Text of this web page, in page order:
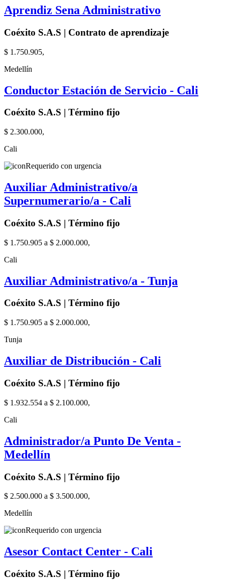
Aprendiz Sena Administrativo
Coéxito S.A.S | Contrato de aprendizaje
$ 1.750.905,
Medellín
Conductor Estación de Servicio - Cali
Coéxito S.A.S | Término fijo
$ 2.300.000,
Cali
Requerido con urgencia
Auxiliar Administrativo/a
Supernumerario/a - Cali
Coéxito S.A.S | Término fijo
$ 1.750.905 a $ 2.000.000,
Cali
Auxiliar Administrativo/a - Tunja
Coéxito S.A.S | Término fijo
$ 1.750.905 a $ 2.000.000,
Tunja
Auxiliar de Distribución - Cali
Coéxito S.A.S | Término fijo
$ 1.932.554 a $ 2.100.000,
Cali
Administrador/a Punto De Venta -
Medellín
Coéxito S.A.S | Término fijo
$ 2.500.000 a $ 3.500.000,
Medellín
Requerido con urgencia
Asesor Contact Center - Cali
Coéxito S.A.S | Término fijo